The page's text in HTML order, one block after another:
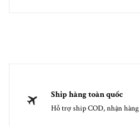
Ship hàng toàn quốc
Hỗ trợ ship COD, nhận